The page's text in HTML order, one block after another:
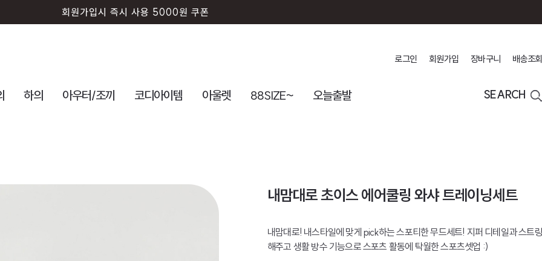
회원가입시 즉시 사용 5000원 쿠폰
로그인 회원가입 장바구니 배송조회
하의 아우터/조끼 코디아이템 아울렛 88SIZE~ 오늘출발 SEARCH
내맘대로 초이스 에어쿨링 와샤 트레이닝세트
내맘대로! 내스타일에 맞게 pick하는 스포티한 무드세트! 지퍼 디테일과 스트
해주고 생활 방수 기능으로 스포츠 활동에 탁월한 스포츠셋업 :)